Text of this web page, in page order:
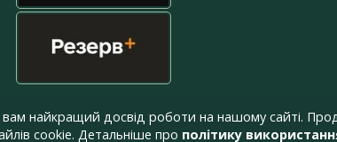
найкращий досвід роботи на нашому сайті.
cookie. Детальніше про політику